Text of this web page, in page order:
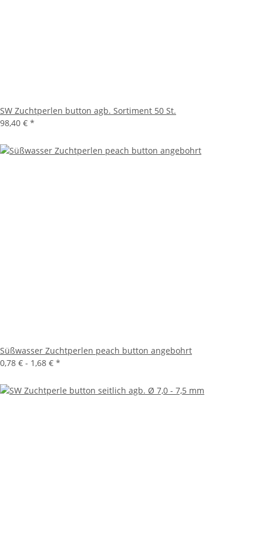
SW Zuchtperlen button agb. Sortiment 50 St.
98,40 € *
Süßwasser Zuchtperlen peach button angebohrt
0,78 € - 1,68 € *